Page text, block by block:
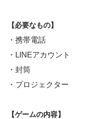
【必要なもの】
・携帯電話
・LINEアカウント
・封筒
・プロジェクター
【ゲームの内容】